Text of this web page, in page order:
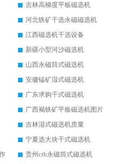
吉林高梯度平板磁选机
河北铁矿干选永磁磁选机
江西磁选机干选设备
新疆小型河沙磁选机
山西永磁筒式磁选机
安徽锰矿湿式磁选机
广东求购干式磁选机
广西褐铁矿平板磁选机图片
吉林湿式磁选机质量
宁夏选大块干式磁选机
贵州ctb永磁筒式磁选机